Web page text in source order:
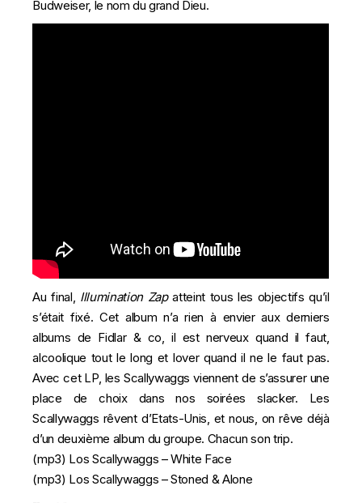
Budweiser, le nom du grand Dieu.
Au final, Illumination Zapatteint tous les objectifs qu’il
s’était fixé. Cet album n’a rien à envier aux derniers
albums de Fidlar & co, il est nerveux quand il faut,
alcoolique tout le long et lover quand il ne le faut pas.
Avec cet LP, les Scallywaggs viennent de s’assurer une
place de choix dans nos soirées slacker. Les
Scallywaggs rêvent d’Etats-Unis, et nous, on rêve déjà
d’un deuxième album du groupe. Chacun son trip.
(mp3) Los Scallywaggs – White Face
(mp3) Los Scallywaggs – Stoned & Alone